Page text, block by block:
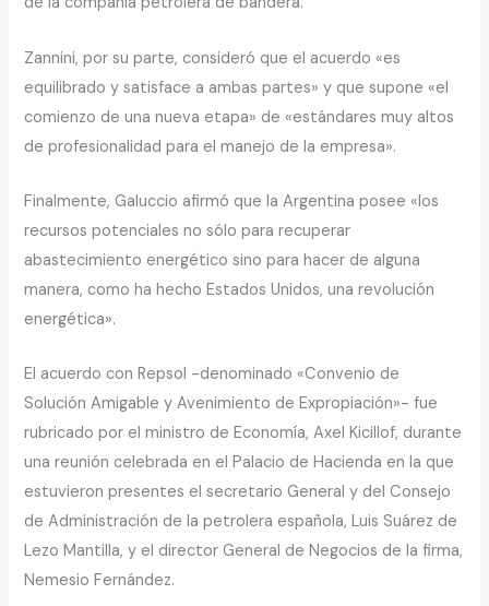
Zannini, por su parte, consideró que el acuerdo «es
equilibrado y satisface a ambas partes» y que supone «el
comienzo de una nueva etapa» de «estándares muy altos
de profesionalidad para el manejo de la empresa».
Finalmente, Galuccio afirmó que la Argentina posee «los
recursos potenciales no sólo para recuperar
abastecimiento energético sino para hacer de alguna
manera, como ha hecho Estados Unidos, una revolución
energética».
El acuerdo con Repsol -denominado «Convenio de
Solución Amigable y Avenimiento de Expropiación»- fue
rubricado por el ministro de Economía, Axel Kicillof, durante
una reunión celebrada en el Palacio de Hacienda en la que
estuvieron presentes el secretario General y del Consejo
de Administración de la petrolera española, Luis Suárez de
Lezo Mantilla, y el director General de Negocios de la firma,
Nemesio Fernández.